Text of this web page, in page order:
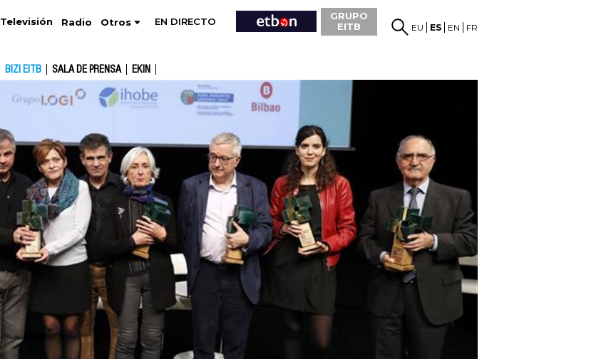
Televisión Radio Otros EN DIRECTO
GRUPO
EITB
EU ES EN FR
BIZI EITB SALA DE PRENSA EKIN